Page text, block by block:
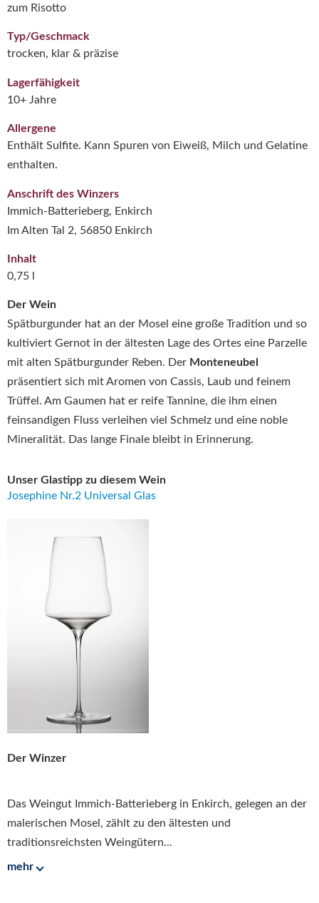
Der Wein
Spätburgunder hat an der Mosel eine große Tradition und so
kultiviert Gernot in der ältesten Lage des Ortes eine Parzelle
mit alten Spätburgunder Reben. Der Monteneubel
präsentiert sich mit Aromen von Cassis, Laub und feinem
Trüffel. Am Gaumen hat er reife Tannine, die ihm einen
feinsandigen Fluss verleihen viel Schmelz und eine noble
Mineralität. Das lange Finale bleibt in Erinnerung.
Unser Glastipp zu diesem Wein
Josephine Nr.2 Universal Glas
Der Winzer
Das Weingut Immich-Batterieberg in Enkirch, gelegen an der
malerischen Mosel, zählt zu den ältesten und
traditionsreichsten Weingütern...
mehr
zum Risotto
Typ/Geschmack
trocken, klar & präzise
Lagerfähigkeit
10+ Jahre
Allergene
Enthält Sulfite. Kann Spuren von Eiweiß, Milch und Gelatine
enthalten.
Anschrift des Winzers
Immich-Batterieberg, Enkirch
Im Alten Tal 2, 56850 Enkirch
Inhalt
0,75 l